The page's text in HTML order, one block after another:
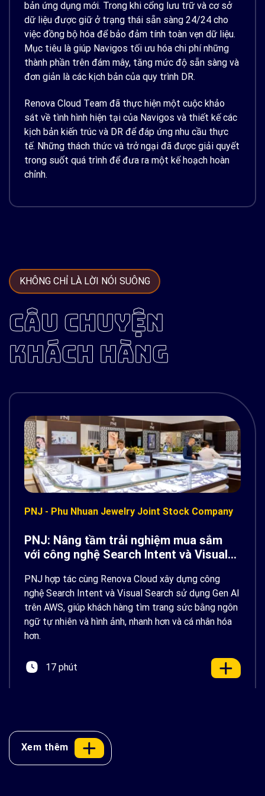
bản ứng dụng mới. Trong khi cổng lưu trữ và cơ sở
dữ liệu được giữ ở trạng thái sẵn sàng 24/24 cho
việc đồng bộ hóa để bảo đảm tính toàn vẹn dữ liệu.
Mục tiêu là giúp Navigos tối ưu hóa chi phí những
thành phần trên đám mây, tăng mức độ sẵn sàng và
đơn giản là các kịch bản của quy trình DR.
Renova Cloud Team đã thực hiện một cuộc khảo
sát về tình hình hiện tại của Navigos và thiết kế các
kịch bản kiến trúc và DR để đáp ứng nhu cầu thực
tế. Những thách thức và trở ngại đã được giải quyết
trong suốt quá trình để đưa ra một kế hoạch hoàn
chỉnh.
KHÔNG CHỈ LÀ LỜI NÓI SUÔNG
CÂU CHUYỆN
KHÁCH HÀNG
PNJ - Phu Nhuan Jewelry Joint Stock Company
PNJ: Nâng tầm trải nghiệm mua sắm
với công nghệ Search Intent và Visual
PNJ hợp tác cùng Renova Cloud xây dựng công
nghệ Search Intent và Visual Search sử dụng Gen AI
trên AWS, giúp khách hàng tìm trang sức bằng ngôn
ngữ tự nhiên và hình ảnh, nhanh hơn và cá nhân hóa
hơn.
17 phút
Xem thêm